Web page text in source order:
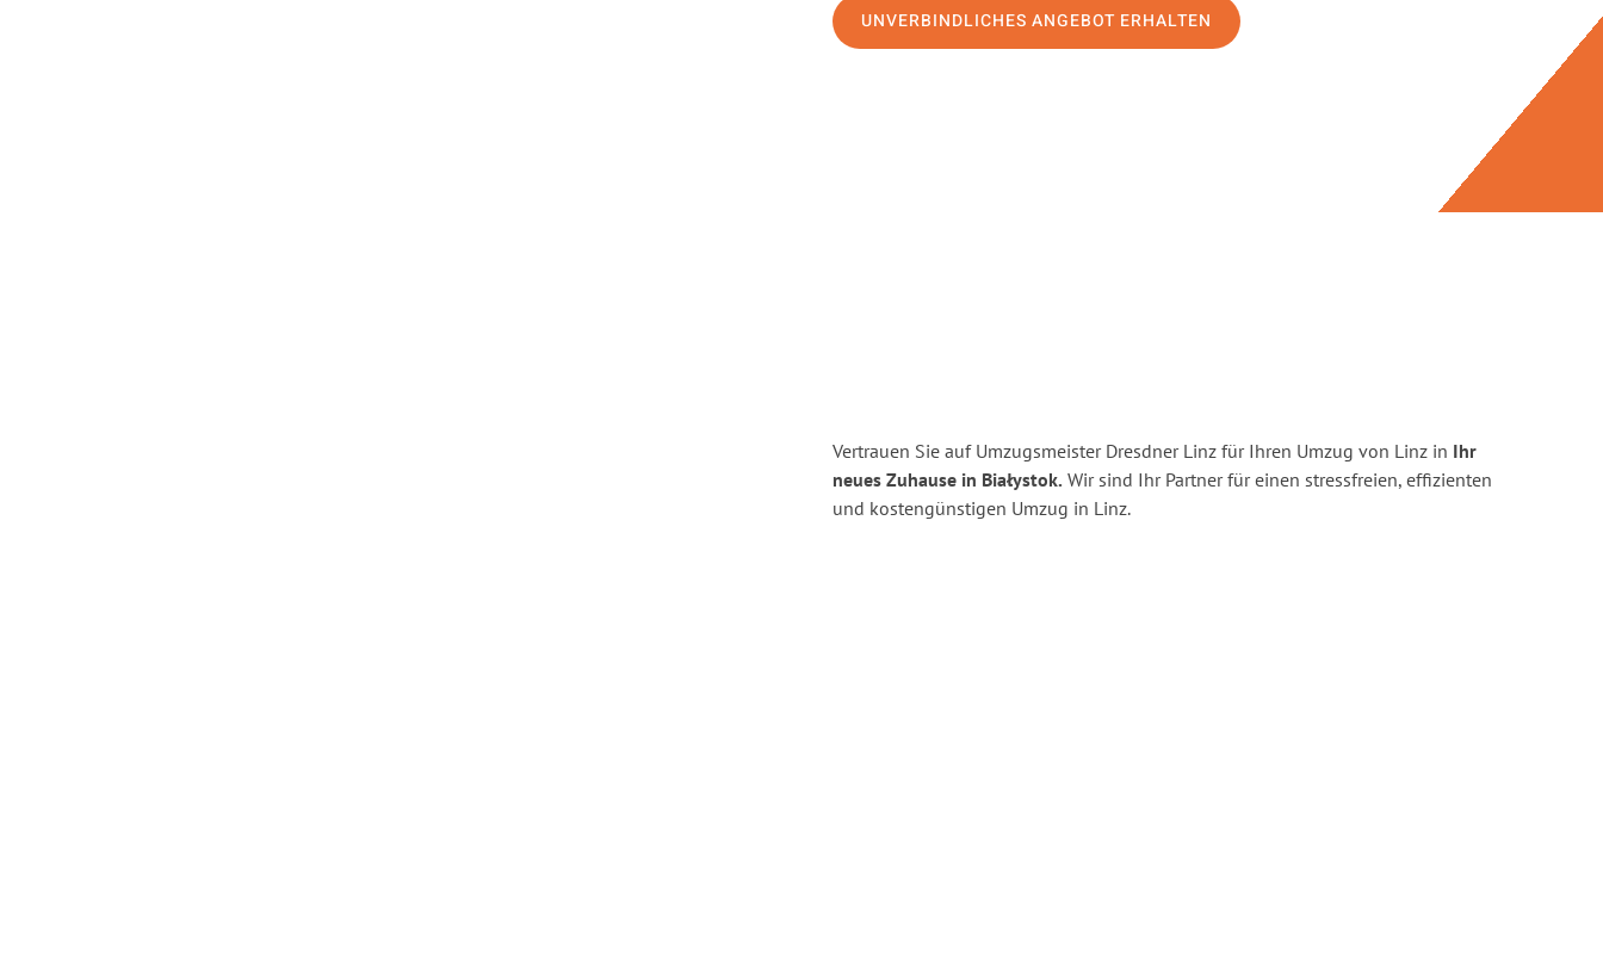
UNVERBINDLICHES ANGEBOT ERHALTEN
Vertrauen Sie auf Umzugsmeister Dresdner Linz für Ihren Umzug von Linz in Ihr
neues Zuhause in Białystok. Wir sind Ihr Partner für einen stressfreien, effizienten
und kostengünstigen Umzug in Linz.